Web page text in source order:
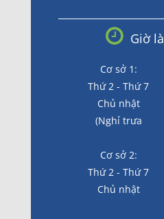
Giờ
Cơ sở 1:
Thứ 2 - Thứ 7
Chủ nhật
(Nghỉ trưa
Cơ sở 2:
Thứ 2 - Thứ 7
Chủ nhật